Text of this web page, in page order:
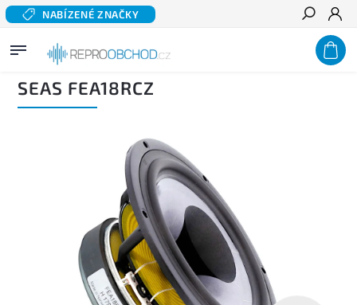
NABÍZENÉ ZNAČKY
Hledat
Domů/ Domácí audio/Komponentní reproduktory hi-fi Širokopásmové reproduktory
SEAS FEA18RCZ
SEAS FEA18RCZ